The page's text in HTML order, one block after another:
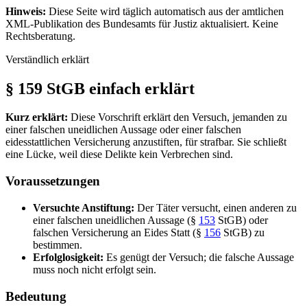
Hinweis: Diese Seite wird täglich automatisch aus der amtlichen
XML-Publikation des Bundesamts für Justiz aktualisiert. Keine
Rechtsberatung.
Verständlich erklärt
§ 159 StGB einfach erklärt
Kurz erklärt: Diese Vorschrift erklärt den Versuch, jemanden zu
einer falschen uneidlichen Aussage oder einer falschen
eidesstattlichen Versicherung anzustiften, für strafbar. Sie schließt
eine Lücke, weil diese Delikte kein Verbrechen sind.
Voraussetzungen
Versuchte Anstiftung: Der Täter versucht, einen anderen zu
einer falschen uneidlichen Aussage (§ 153 StGB) oder
falschen Versicherung an Eides Statt (§ 156 StGB) zu
bestimmen.
Erfolglosigkeit: Es genügt der Versuch; die falsche Aussage
muss noch nicht erfolgt sein.
Bedeutung